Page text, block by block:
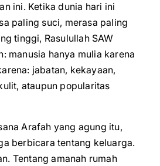
ini. Ketika dunia hari ini
paling suci, merasa paling
tinggi, Rasulullah SAW
manusia hanya mulia karena
jabatan, kekayaan,
ataupun popularitas
Arafah yang agung itu,
berbicara tentang keluarga.
Tentang amanah rumah